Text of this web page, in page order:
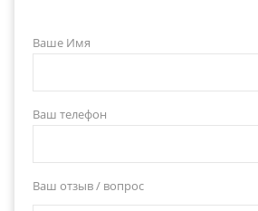
Ваше Имя
Ваш телефон
Ваш отзыв / вопрос